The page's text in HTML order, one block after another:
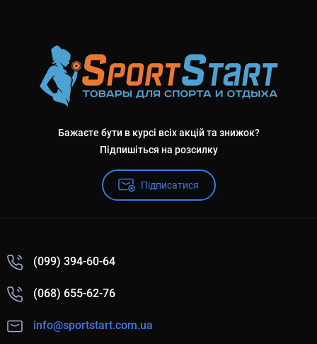
Бажаєте бути в курсі всіх акцій та знижок?
Підпишіться на розсилку
Підписатися
(099) 394-60-64
(068) 655-62-76
info@sportstart.com.ua